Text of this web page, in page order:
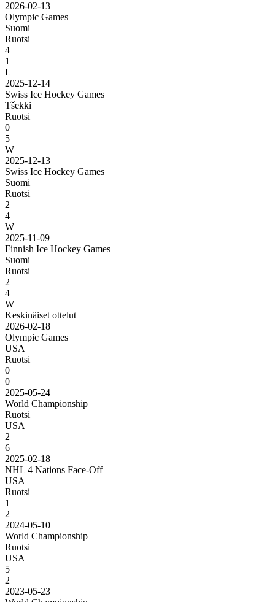
2026-02-13
Olympic Games
Suomi
Ruotsi
4
1
L
2025-12-14
Swiss Ice Hockey Games
Tšekki
Ruotsi
0
5
W
2025-12-13
Swiss Ice Hockey Games
Suomi
Ruotsi
2
4
W
2025-11-09
Finnish Ice Hockey Games
Suomi
Ruotsi
2
4
W
Keskinäiset ottelut
2026-02-18
Olympic Games
USA
Ruotsi
0
0
2025-05-24
World Championship
Ruotsi
USA
2
6
2025-02-18
NHL 4 Nations Face-Off
USA
Ruotsi
1
2
2024-05-10
World Championship
Ruotsi
USA
5
2
2023-05-23